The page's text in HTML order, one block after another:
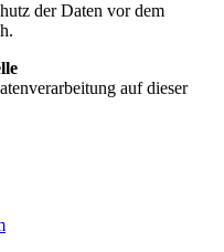
der Daten vor dem
auf dieser